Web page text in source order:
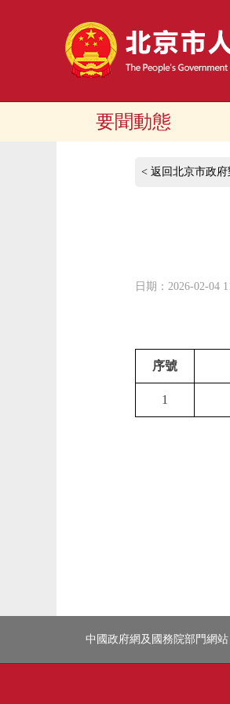
要聞動態
< 返回北京市政
日期：2026-02-04
序號
1
中國政府網及國務院部門網站